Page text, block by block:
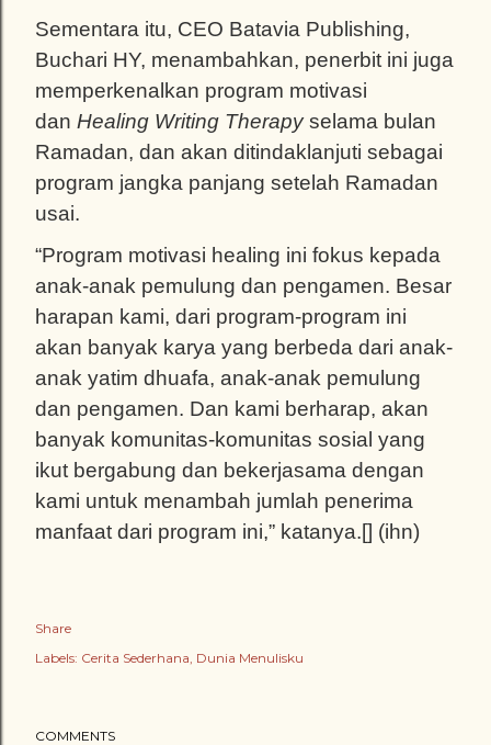
Sementara itu, CEO Batavia Publishing,
Buchari HY, menambahkan, penerbit ini juga
memperkenalkan program motivasi
dan Healing Writing Therapyselama bulan
Ramadan, dan akan ditindaklanjuti sebagai
program jangka panjang setelah Ramadan
usai.
“Program motivasi healing ini fokus kepada
anak-anak pemulung dan pengamen. Besar
harapan kami, dari program-program ini
akan banyak karya yang berbeda dari anak-
anak yatim dhuafa, anak-anak pemulung
dan pengamen. Dan kami berharap, akan
banyak komunitas-komunitas sosial yang
ikut bergabung dan bekerjasama dengan
kami untuk menambah jumlah penerima
manfaat dari program ini,” katanya.[] (ihn)
Share
Labels: Cerita Sederhana Dunia Menulisku
COMMENTS